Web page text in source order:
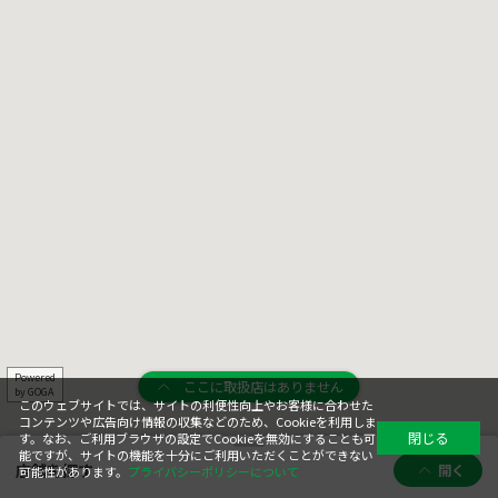
ここに取扱店はありません
Powered
by GOGA
店舗を探す 開く
このウェブサイトでは、サイトの利便性向上やお客様に合わせた
コンテンツや広告向け情報の収集などのため、Cookieを利用しま
す。なお、ご利用ブラウザの設定でCookieを無効にすることも可
能ですが、サイトの機能を十分にご利用いただくことができない
可能性があります。 プライバシーポリシーについて
閉じる